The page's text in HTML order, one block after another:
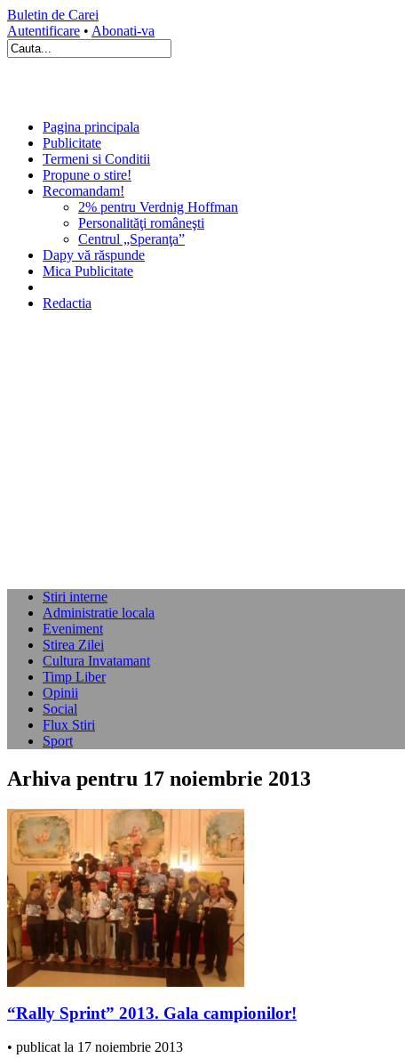
Buletin de Carei
Autentificare • Abonati-va
Pagina principala
Publicitate
Termeni si Conditii
Propune o stire!
Recomandam!
2% pentru Verdnig Hoffman
Personalităţi româneşti
Centrul „Speranţa”
Dapy vă răspunde
Mica Publicitate
Redactia
Stiri interne
Administratie locala
Eveniment
Stirea Zilei
Cultura Invatamant
Timp Liber
Opinii
Social
Flux Stiri
Sport
Arhiva pentru 17 noiembrie 2013
“Rally Sprint” 2013. Gala campionilor!
• publicat la 17 noiembrie 2013